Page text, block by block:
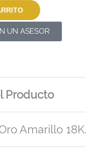
UN ASESOR
Producto
Amarillo 18K.